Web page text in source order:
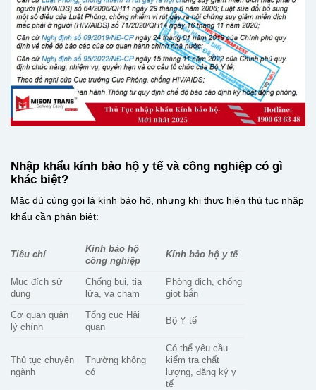
Nhập khẩu kính bảo hộ y tế và công nghiệp có gì
khác biệt?
Mặc dù cùng gọi là kính bảo hộ, nhưng khi thực hiện thủ tục nhập
khẩu cần phân biệt:
Tiêu chí
Kính bảo hộ
công nghiệp
Kính bảo hộ y tế
Mục đích sử
dụng
Chống bụi, tia
lửa, va chạm
Phòng dịch, chống
giọt bắn
Cơ quan quản
lý chính
Tổng cục Hải
quan
Bộ Y tế
Thủ tục chuyên
ngành
Thường không
có
Có thể yêu cầu
kiểm tra chất
lượng, đăng ký y
tế